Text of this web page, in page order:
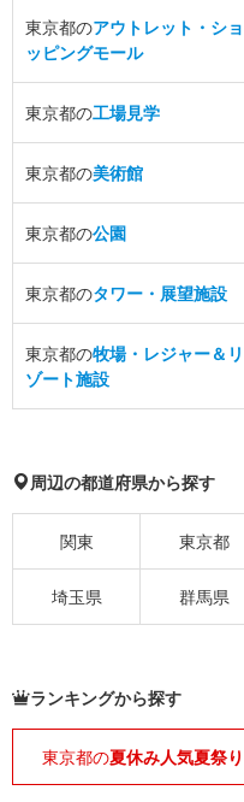
東京都のアウトレット・ショ
ッピングモール
東京都の工場見学
東京都の美術館
東京都の公園
東京都のタワー・展望施設
東京都の牧場・レジャー＆リ
ゾート施設
周辺の都道府県から探す
関東 東京都
埼玉県 群馬県
ランキングから探す
東京都の夏休み人気夏祭り